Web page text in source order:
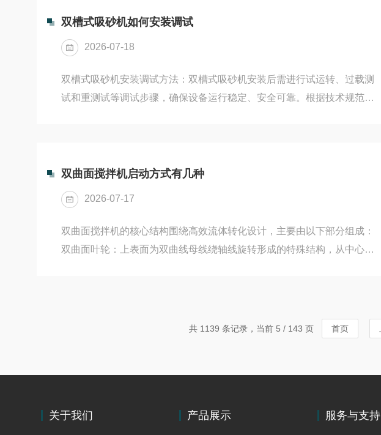
机采用‌往复行走+提耙控制‌设计，运行过程自动化程度高，具体工作流程
如下：‌工作行程（刮吸泥阶段）‌刮泥耙下降至距池底10–50mm处；潜污泵
启动，通过...
双槽式吸砂机如何安装调试
2026-07-18
双槽式吸砂机安装调试方法：‌双槽式吸砂机安装后需进行试运转、过载测
试和重测试等调试步骤，确保设备运行稳定、安全可靠‌。根据技术规范，
轴承等关键部位温升是否正常；确保吸砂泵及管道系统无泄漏；验证控制
系统启停功能是否灵敏可靠。调试期间严禁进水运行，待一切正常后方可
进入下一阶段。二、过载保...
双曲面搅拌机启动方式有几种
2026-07-17
双曲面搅拌机的核心结构围绕高效流体转化设计，主要由以下部分组成：‌
双曲面叶轮‌：上表面为双曲线母线绕轴线旋转形成的特殊结构，从中心进
由导杆、吊装支架组成，支持沿导杆升降定位，可实现水下不排空池体的
安装与检修。‌配套保护组件‌：集成漏水保护器、电机过热保护装置，可实
共 1139 条记录，当前 5 / 143 页 首页
关于我们 产品展示 服务与支持